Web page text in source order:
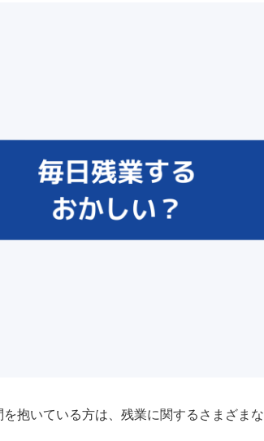
抱いている方は、残業に関するさまざまな